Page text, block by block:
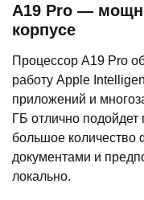
A19 Pro —
корпусе
Процессор A19 Pro
работу Apple
приложений и
ГБ отлично
большое количество
документами и
локально.